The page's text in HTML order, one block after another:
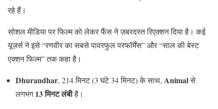
रहे हैं।
सोशल मीडिया पर फिल्म को लेकर फैंस ने ज़बरदस्त रिएक्शन दिया है। कई
यूज़र्स ने इसे “रणवीर का सबसे पावरफुल परफॉर्मेंस” और “साल की बेस्ट
एक्शन फिल्म” तक कहा है।
Dhurandhar, 214 मिनट (3 घंटे 34 मिनट) के साथ, Animalसे
लगभग13 मिनट लंबीहै।